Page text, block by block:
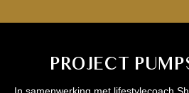
PROJECT